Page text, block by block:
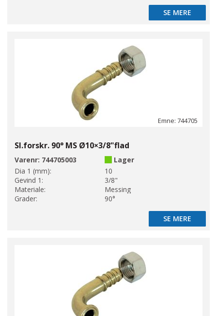
SE MERE
SE MERE
Emne: 744705
Sl.forskr. 90° MS Ø10×3/8"flad
Varenr: 744705003
Lager
Dia 1 (mm):
10
Gevind 1:
3/8"
Materiale:
Messing
Grader:
90°
SE MERE
SE MERE